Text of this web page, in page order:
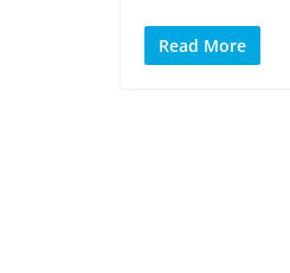
Read More